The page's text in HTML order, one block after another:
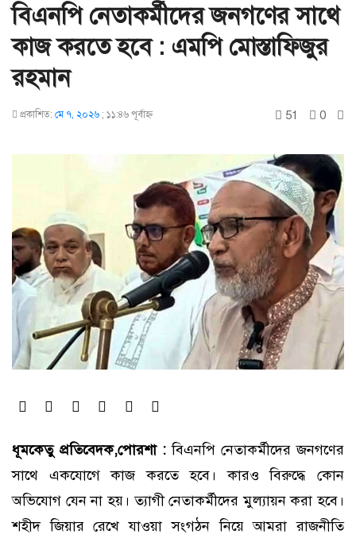
বিএনপি নেতাকর্মীদের জনগণের সাথে
কাজ করতে হবে : এমপি মোস্তাফিজুর
রহমান
প্রকাশিত: মে ৭, ২০২৬ ; ১১:৪৬ পূর্বাহ্ণ 51 0
ধূমকেতু প্রতিবেদক,পোরশা :বিএনপি নেতাকর্মীদের জনগণের
সাথে একযোগে কাজ করতে হবে। কারও বিরুদ্ধে কোন
অভিযোগ যেন না হয়। ত্যাগী নেতাকর্মীদের মুল্যায়ন করা হবে।
শহীদ জিয়ার রেখে যাওয়া সংগঠন নিয়ে আমরা রাজনীতি